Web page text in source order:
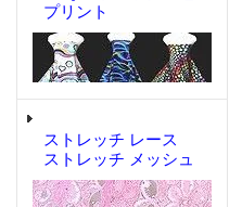
プリント
ストレッチ レース
ストレッチ メッシュ